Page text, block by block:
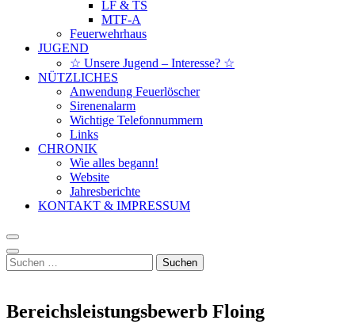
LF & TS
MTF-A
Feuerwehrhaus
JUGEND
☆ Unsere Jugend – Interesse? ☆
NÜTZLICHES
Anwendung Feuerlöscher
Sirenenalarm
Wichtige Telefonnummern
Links
CHRONIK
Wie alles begann!
Website
Jahresberichte
KONTAKT & IMPRESSUM
Suchen
nach:
Bereichsleistungsbewerb Floing